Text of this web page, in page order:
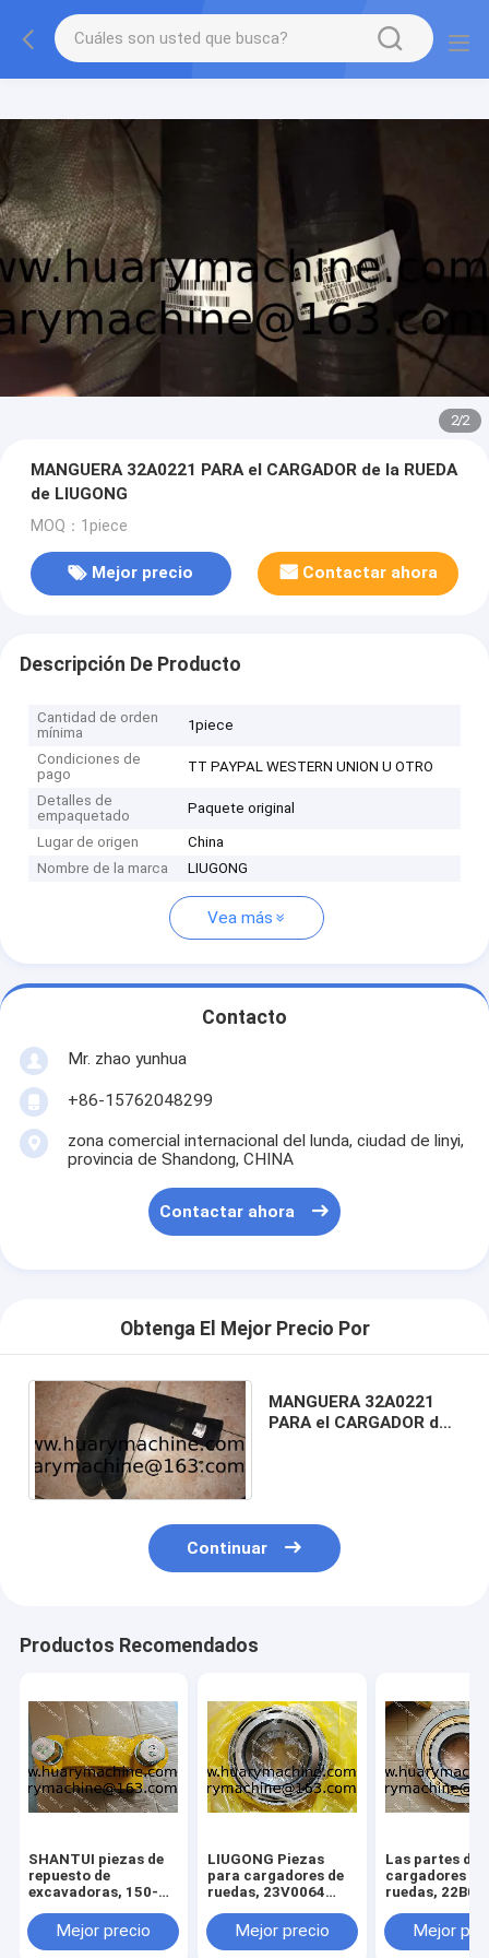
2/2
MANGUERA 32A0221 PARA el CARGADOR de la RUEDA
de LIUGONG
MOQ：1piece
Mejor precio Contactar ahora
Descripción De Producto
Cantidad de orden
mínima
1piece
Condiciones de
pago
TT PAYPAL WESTERN UNION U OTRO
Detalles de
empaquetado
Paquete original
Lugar de origen
China
Nombre de la marca
LIUGONG
Vea más
Contacto
Mr. zhao yunhua
+86-15762048299
zona comercial internacional del lunda, ciudad de linyi,
provincia de Shandong, CHINA
Contactar ahora
Obtenga El Mejor Precio Por
MANGUERA 32A0221
PARA el CARGADOR de
Continuar
Productos Recomendados
SHANTUI piezas de
repuesto de
excavadoras, 150-
13214 150-71-31420
perno, pivote assy
Mejor precio
LIUGONG Piezas
para cargadores de
ruedas, 23V0064
Mejor precio
Las partes de
cargadores de
ruedas,
Mejor